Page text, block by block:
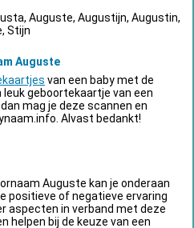
Auguste, Augustijn, Augustin,
Stijn
Auguste
van een baby met de
leuk geboortekaartje van een
mag je deze scannen en
. Alvast bedankt!
Auguste kan je onderaan
positieve of negatieve ervaring
aspecten in verband met deze
helpen bij de keuze van een